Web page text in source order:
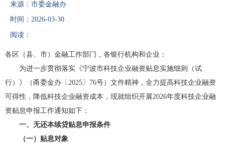
来源：市委金融办
时间：2026-03-30
阅读：
各区（县、市）金融工作部门，各银行机构和企业：
为进一步贯彻落实《宁波市科技企业融资贴息实施细则（试
行）》（甬委金办〔2025〕76号）文件精神，全力提高科技企业融资
可得性，降低科技企业融资成本，现就组织开展2026年度科技企业融
资贴息申报工作通知如下：
一、无还本续贷贴息申报条件
（一）贴息对象